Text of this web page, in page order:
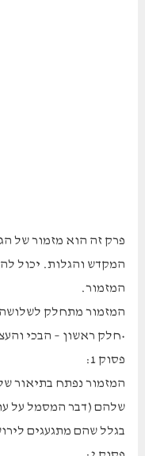
פרק זה הוא מזמור של
המקדש והגלות. יכול
המזמור.
המזמור מתחלק
•חלק ראשון – הבכי
פסוק 1:
המזמור נפתח בתיאור
שלהם (דבר המסמל על
בגלל שהם מתגעגים